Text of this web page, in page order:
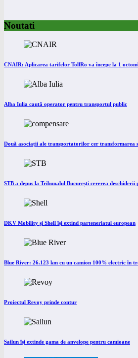
Noutati
CNAIR: Aplicarea tarifelor TollRo va începe la 1
Alba Iulia caută operator pentru transportul public
Două asociații ale transportatorilor cer transformarea
STB a depus la Tribunalul București cererea deschiderii
DKV Mobility și Shell își extind parteneriatul european
Blue River: 26.123 km cu un camion 100% electric în
Proiectul Revoy prinde contur
Sailun își extinde gama de anvelope pentru camioane